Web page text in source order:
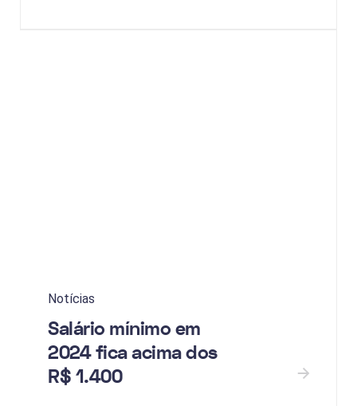
Notícias
Salário mínimo em
2024 fica acima dos
R$ 1.400